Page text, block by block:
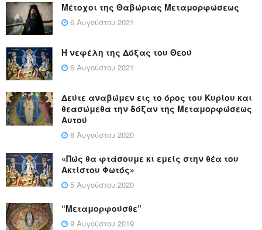
Μέτοχοι της Θαβώριας Μεταμορφώσεως
6 Αυγούστου 2021
Η νεφέλη της Δόξας του Θεού
6 Αυγούστου 2021
Δεύτε αναβώμεν εις το όρος του Κυρίου και
θεασώμεθα την δόξαν της Μεταμορφώσεως
Αυτού
6 Αυγούστου 2020
«Πώς θα φτάσουμε κι εμείς στην θέα του
Ακτίστου Φωτός»
5 Αυγούστου 2020
“Μεταμορφούσθε”
9 Αυγούστου 2019